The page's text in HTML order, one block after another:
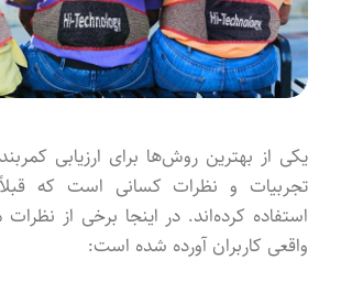
یکی از بهترین روش‌ها برای ارزیابی
تجربیات و نظرات کسانی است که
استفاده کرده‌اند. در اینجا برخی از
واقعی کاربران آورده شده است: